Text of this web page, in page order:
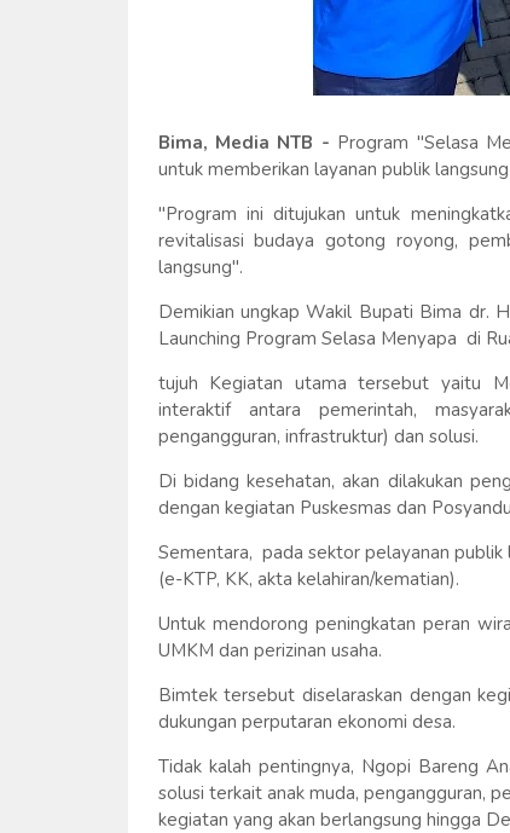
Bima, Media NTB - Program "Selasa
untuk memberikan layanan publik
"Program ini ditujukan untuk
revitalisasi budaya gotong royong,
langsung".
Demikian ungkap Wakil Bupati Bima dr.
Launching Program Selasa Menyapa di
tujuh Kegiatan utama tersebut yaitu
interaktif antara pemerintah,
pengangguran, infrastruktur) dan solusi.
Di bidang kesehatan, akan dilakukan
dengan kegiatan Puskesmas dan
Sementara, pada sektor pelayanan
(e-KTP, KK, akta kelahiran/kematian).
Untuk mendorong peningkatan peran
UMKM dan perizinan usaha.
Bimtek tersebut diselaraskan dengan
dukungan perputaran ekonomi desa.
Tidak kalah pentingnya, Ngopi Bareng
solusi terkait anak muda, pengangguran,
kegiatan yang akan berlangsung hingga